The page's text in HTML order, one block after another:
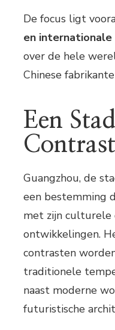
De focus ligt
en internationale
over de hele
Chinese
Een
Guangzhou, de
een bestemming
met zijn culturele
ontwikkelingen.
contrasten
traditionele
naast moderne
futuristische